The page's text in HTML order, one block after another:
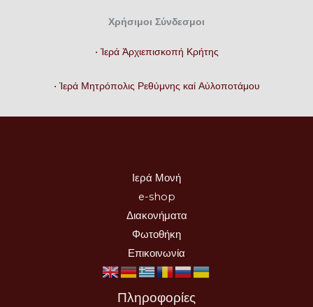
Χρήσιμοι Σύνδεσμοι
• Ἱερά Ἀρχιεπισκοπή Κρήτης
• Ἱερά Μητρόπολις Ρεθύμνης καί Αὐλοποτάμου
Ιερά Μονή
e-shop
Διακονήματα
Φωτοθήκη
Επικοινωνία
Πληροφορίες